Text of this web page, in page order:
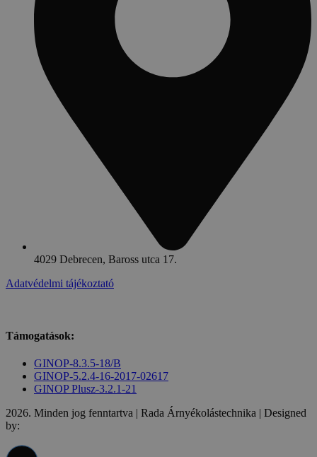
4029 Debrecen, Baross utca 17.
Adatvédelmi tájékoztató
Támogatások:
GINOP-8.3.5-18/B
GINOP-5.2.4-16-2017-02617
GINOP Plusz-3.2.1-21
2026. Minden jog fenntartva | Rada Árnyékolástechnika | Designed
by: